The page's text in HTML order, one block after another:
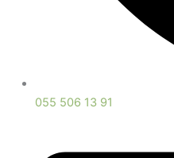
055 506 13 91